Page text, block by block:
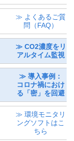
≫ よくあるご質
問（FAQ）
≫ CO2濃度をリ
アルタイム監視
≫ 導入事例：
コロナ禍におけ
る「密」を回避
≫ 環境モニタリ
ングソフトはこ
ちら